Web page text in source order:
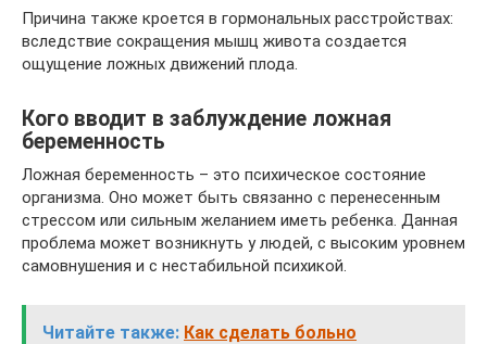
Причина также кроется в гормональных расстройствах:
вследствие сокращения мышц живота создается
ощущение ложных движений плода.
Кого вводит в заблуждение ложная
беременность
Ложная беременность – это психическое состояние
организма. Оно может быть связанно с перенесенным
стрессом или сильным желанием иметь ребенка. Данная
проблема может возникнуть у людей, с высоким уровнем
самовнушения и с нестабильной психикой.
Читайте также: Как сделать больно